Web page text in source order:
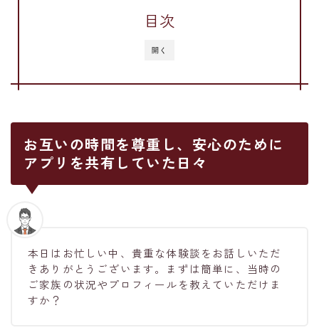
開く
目次
お互いの時間を尊重し、安心のために
アプリを共有していた日々
本日はお忙しい中、貴重な体験談をお話しいただ
きありがとうございます。まずは簡単に、当時の
ご家族の状況やプロフィールを教えていただけま
すか？